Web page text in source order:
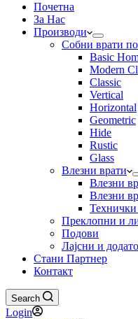
Почетна
За Нас
Производи
Собни врати по
Basic
Modern
Classic
Vertical
Horizontal
Geometric
Hide
Rustic
Glass
Влезни врати
Влезни
Влезни
Технички
Преклопни и
Подови
Лајсни и
Стани Партнер
Контакт
Search
Login